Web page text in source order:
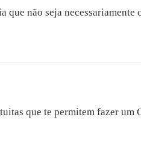
que não seja
que te permitem fazer um